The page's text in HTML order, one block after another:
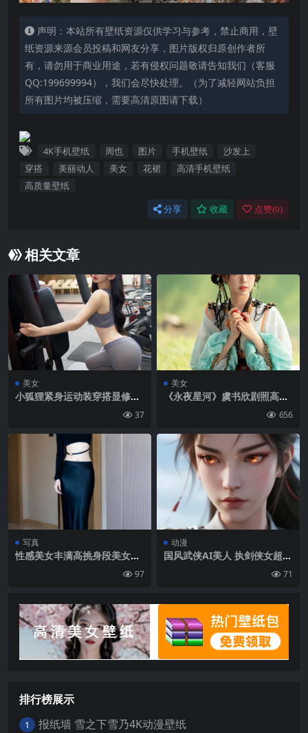
声明：本站所有壁纸资源仅供学习与参考，禁止商用，壁
纸资源来源会员投稿和网友分享，图片版权归原创作者所
有，请勿用于商业用途，若有侵权问题敬请告知我们（客服
QQ:199699994），我们会尽快处理。（为了减轻网站负担
所有图片均被压缩，需要高清原图请下载）
4K手机壁纸 周也 图片 手机壁纸
沙发上
穿搭
美丽动人 美女 花裙
高清手机壁纸
高质量壁纸
分享 收藏 点赞(0)
相关文章
美女
小狐狸紧身运动装穿搭显修长
37
美女
《永夜星河》虞书欣剧照高清
656
写真
性感美女丰满高挑身段美女黑
97
动漫
国风武侠AI美人 执剑侠女超写
71
排行榜展示
1 报纸墙 雪之下雪乃4K动漫壁纸